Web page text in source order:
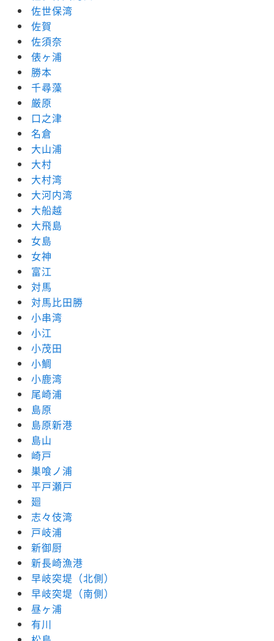
佐世保湾
佐賀
佐須奈
俵ヶ浦
勝本
千尋藻
厳原
口之津
名倉
大山浦
大村
大村湾
大河内湾
大船越
大飛島
女島
女神
富江
対馬
対馬比田勝
小串湾
小江
小茂田
小鯛
小鹿湾
尾崎浦
島原
島原新港
島山
崎戸
巣喰ノ浦
平戸瀬戸
廻
志々伎湾
戸岐浦
新御厨
新長崎漁港
早岐突堤（北側）
早岐突堤（南側）
昼ヶ浦
有川